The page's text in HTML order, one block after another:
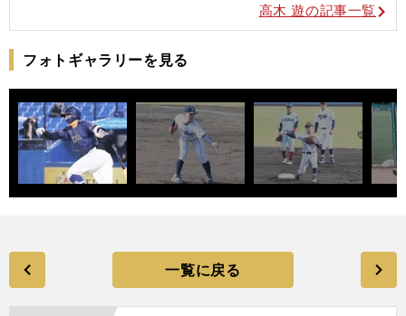
高木 遊の記事一覧
フォトギャラリーを見る
一覧に戻る